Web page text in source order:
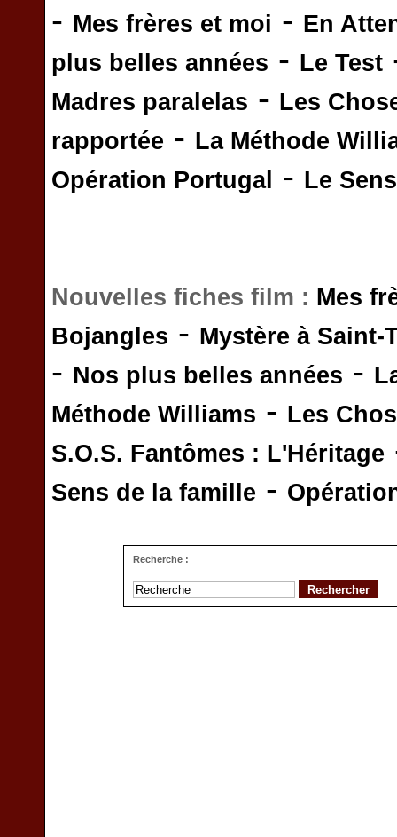
- Mes frères et moi - En
plus belles années - Le Test
Madres paralelas - Les
rapportée - La Méthode
Opération Portugal
- Le
Nouvelles fiches film : Mes
Bojangles - Mystère à Saint-
- Nos plus belles années -
Méthode Williams - Les
S.O.S. Fantômes : L'Héritage
Sens de la famille -
Recherche :